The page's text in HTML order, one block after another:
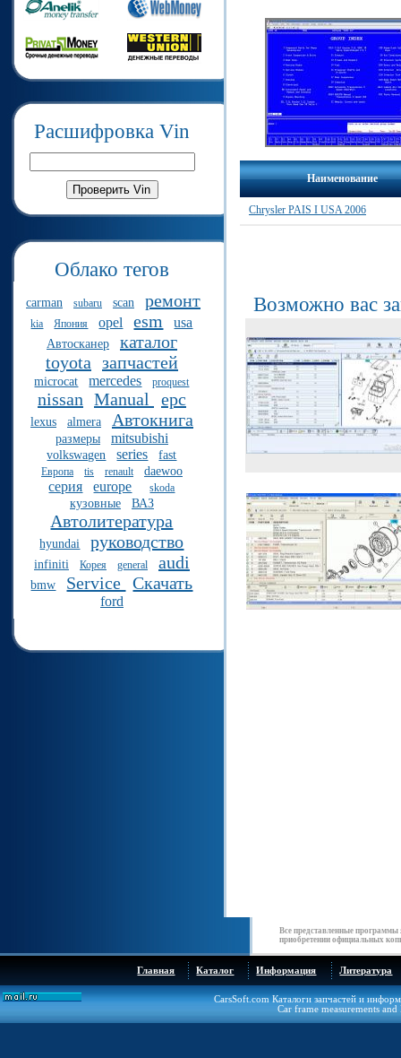
Расшифровка Vin
Облако тегов
carman subaru scan ремонт
kia Япония opel esm usa
Автосканер
каталог
toyota
запчастей
microcat mercedes proquest
nissan Manual epc
lexus almera Автокнига
размеры mitsubishi
volkswagen series fast
Европа tis renault daewoo
серия europe skoda
кузовные ВАЗ
Автолитература
hyundai руководство
infiniti Корея general audi
bmw Service Скачать
ford
Наименование
Chrysler PAIS I USA 2006
Возможно вас
Все представленные
приобретении официальных
Главная Каталог Информация Литература
CarsSoft.com Каталоги запчастей и
Car frame measurements